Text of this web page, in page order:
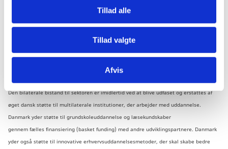
Tillad alle
Tillad valgte
Afvis
vandressourceforvaltning gennem fælles finansiering (basket funding) i samarbejde
med andre udviklingspartnere. Der etableres vandkomiteer i de fem flodoplande i
Den bilaterale bistand til sektoren er imidlertid ved at blive udfaset og erstattes af
øget dansk støtte til multilaterale institutioner, der arbejder med uddannelse.
Danmark yder støtte til grundskoleuddannelse og læsekundskaber
gennem fælles finansiering (basket funding) med andre udviklingspartnere. Danmark
yder også støtte til innovative erhvervsuddannelsesmetoder, der skal skabe bedre